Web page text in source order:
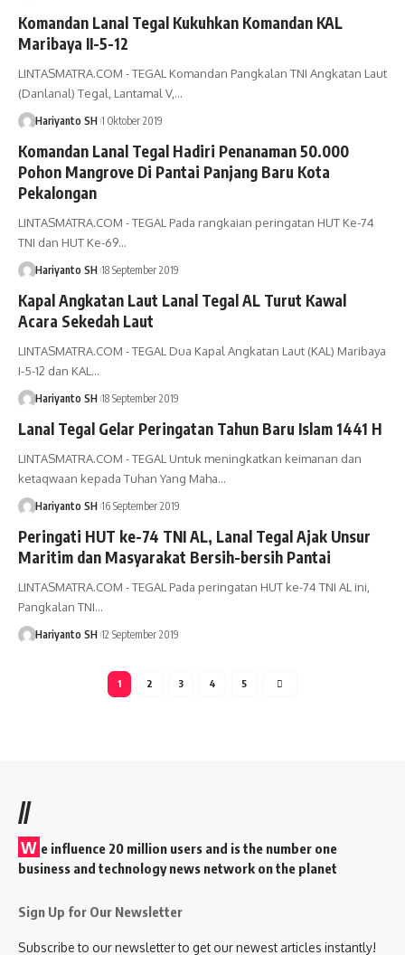
Komandan Lanal Tegal Kukuhkan Komandan KAL
Maribaya II-5-12
LINTASMATRA.COM - TEGAL Komandan Pangkalan TNI Angkatan Laut
(Danlanal) Tegal, Lantamal V,…
Hariyanto SH 1 Oktober 2019
Komandan Lanal Tegal Hadiri Penanaman 50.000
Pohon Mangrove Di Pantai Panjang Baru Kota
Pekalongan
LINTASMATRA.COM - TEGAL Pada rangkaian peringatan HUT Ke-74
TNI dan HUT Ke-69…
Hariyanto SH 18 September 2019
Kapal Angkatan Laut Lanal Tegal AL Turut Kawal
Acara Sekedah Laut
LINTASMATRA.COM - TEGAL Dua Kapal Angkatan Laut (KAL) Maribaya
I-5-12 dan KAL …
Hariyanto SH 18 September 2019
Lanal Tegal Gelar Peringatan Tahun Baru Islam 1441 H
LINTASMATRA.COM - TEGAL Untuk meningkatkan keimanan dan
ketaqwaan kepada Tuhan Yang Maha…
Hariyanto SH 16 September 2019
Peringati HUT ke-74 TNI AL, Lanal Tegal Ajak Unsur
Maritim dan Masyarakat Bersih-bersih Pantai
LINTASMATRA.COM - TEGAL Pada peringatan HUT ke-74 TNI AL ini,
Pangkalan TNI…
Hariyanto SH 12 September 2019
1 2 3 4 5
//
W e influence 20 million users and is the number one
business and technology news network on the planet
Sign Up for Our Newsletter
Subscribe to our newsletter to get our newest articles instantly!